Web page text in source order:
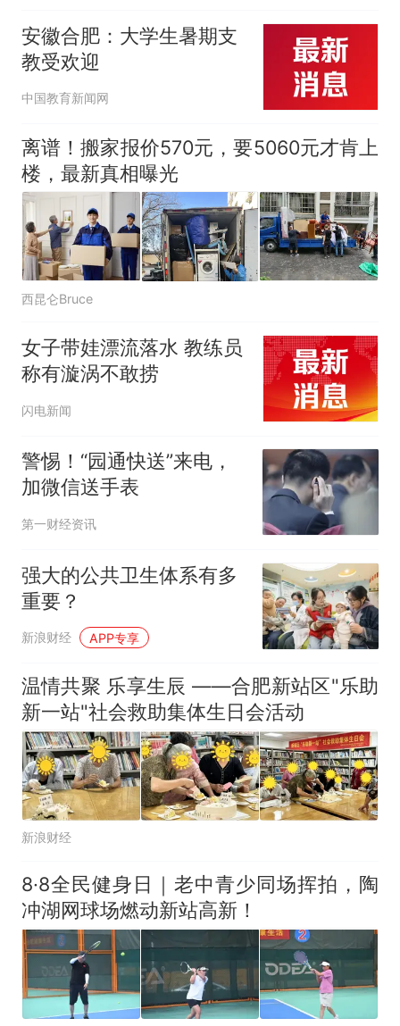
卖骑手不满等候时间过长
安徽合肥：大学生暑期支
教受欢迎
中国教育新闻网
离谱！搬家报价570元，要5060元才肯上
楼，最新真相曝光
西昆仑Bruce
女子带娃漂流落水 教练员
称有漩涡不敢捞
闪电新闻
警惕！“园通快送”来电，
加微信送手表
第一财经资讯
强大的公共卫生体系有多
重要？
新浪财经 APP专享
温情共聚 乐享生辰 ——合肥新站区"乐助
新一站"社会救助集体生日会活动
新浪财经
8·8全民健身日｜老中青少同场挥拍，陶
冲湖网球场燃动新站高新！